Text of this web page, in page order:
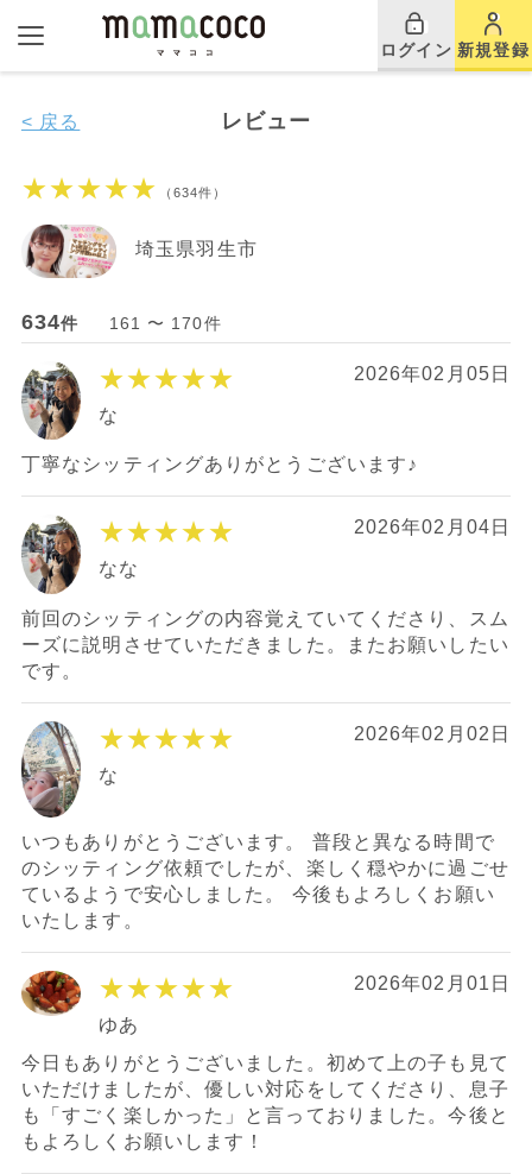
ログイン 新規登録
レビュー
< 戻る
★★★★★ （634件）
埼玉県羽生市
634件 161 〜 170件
★★★★★ 2026年02月05日
な
丁寧なシッティングありがとうございます♪
★★★★★ 2026年02月04日
なな
前回のシッティングの内容覚えていてくださり、スム
ーズに説明させていただきました。またお願いしたい
です。
★★★★★ 2026年02月02日
な
いつもありがとうございます。 普段と異なる時間で
のシッティング依頼でしたが、楽しく穏やかに過ごせ
ているようで安心しました。 今後もよろしくお願い
いたします。
★★★★★ 2026年02月01日
ゆあ
今日もありがとうございました。初めて上の子も見て
いただけましたが、優しい対応をしてくださり、息子
も「すごく楽しかった」と言っておりました。今後と
もよろしくお願いします！